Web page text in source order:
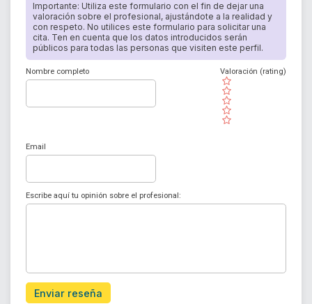
Importante: Utiliza este formulario con el fin de dejar una
valoración sobre el profesional, ajustándote a la realidad y
con respeto. No utilices este formulario para solicitar una
cita. Ten en cuenta que los datos introducidos serán
públicos para todas las personas que visiten este perfil.
Nombre completo
( )
( )
( )
( )
( )
Valoración (rating)
Email
Escribe aquí tu opinión sobre el profesional:
Enviar reseña